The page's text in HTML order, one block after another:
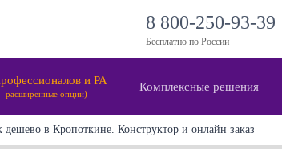
8 800-250-93-39
Бесплатно по России
и РА
расширенные опции)
Комплексные решения
дешево в Кропоткине. Конструктор и онлайн заказ